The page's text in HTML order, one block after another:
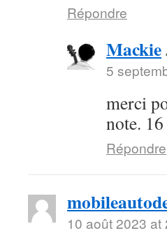
Répondre
Mackie
5
merci
note.
Répondre
10 août 2023 at